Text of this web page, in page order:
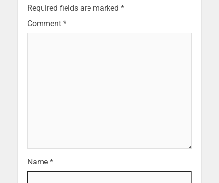
Required fields are marked *
Comment *
Name *